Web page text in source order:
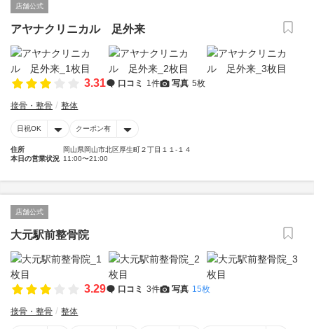
店舗公式
アヤナクリニカル 足外来
3.31 口コミ 1件 写真 5枚
接骨・整骨 整体
日祝OK クーポン有
住所
岡山県岡山市北区厚生町２丁目１１-１４
本日の営業状況 11:00〜21:00
店舗公式
大元駅前整骨院
3.29 口コミ 3件 写真 15枚
接骨・整骨 整体